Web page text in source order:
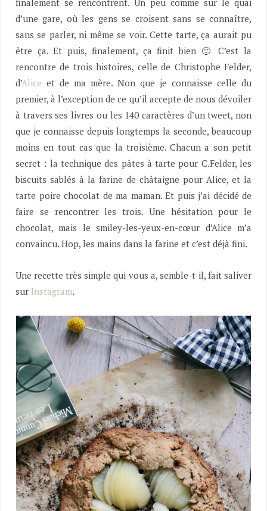
finalement se rencontrent. Un peu comme sur le quai
d’une gare, où les gens se croisent sans se connaître,
sans se parler, ni même se voir. Cette tarte, ça aurait pu
être ça. Et puis, finalement, ça finit bien 🙂 C’est la
rencontre de trois histoires, celle de Christophe Felder,
d’Alice et de ma mère. Non que je connaisse celle du
premier, à l’exception de ce qu’il accepte de nous dévoiler
à travers ses livres ou les 140 caractères d’un tweet, non
que je connaisse depuis longtemps la seconde, beaucoup
moins en tout cas que la troisième. Chacun a son petit
secret : la technique des pâtes à tarte pour C.Felder, les
biscuits sablés à la farine de châtaigne pour Alice, et la
tarte poire chocolat de ma maman. Et puis j’ai décidé de
faire se rencontrer les trois. Une hésitation pour le
chocolat, mais le smiley-les-yeux-en-cœur d’Alice m’a
convaincu. Hop, les mains dans la farine et c’est déjà fini.
Une recette très simple qui vous a, semble-t-il, fait saliver
sur Instagram.